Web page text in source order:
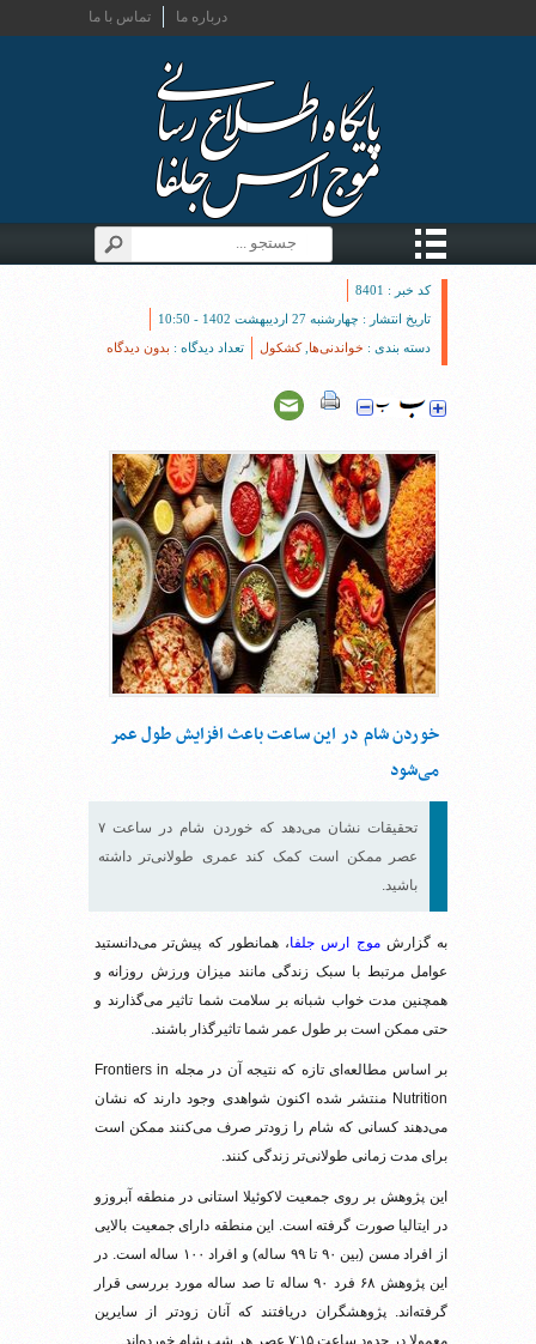
تماس با ما درباره ما
کد خبر : 8401
تاریخ انتشار : چهارشنبه 27 اردیبهشت 1402 - 10:50
دسته بندی : خواندنی‌ها ,کشکول تعداد دیدگاه : بدون دیدگاه
خوردن شام در این ساعت باعث افزایش طول عمر
می‌شود
تحقیقات نشان می‌دهد که خوردن شام در ساعت ۷
عصر ممکن است کمک کند عمری طولانی‌تر داشته
باشید.
به گزارشموج ارس جلفا، همانطور که پیش‌تر می‌دانستید
عوامل مرتبط با سبک زندگی مانند میزان ورزش روزانه و
همچنین مدت خواب شبانه بر سلامت شما تاثیر می‌گذارند و
حتی ممکن است بر طول عمر شما تاثیرگذار باشند.
بر اساس مطالعه‌ای تازه که نتیجه آن در مجله Frontiers in
Nutrition منتشر شده اکنون شواهدی وجود دارند که نشان
می‌دهند کسانی که شام را زودتر صرف می‌کنند ممکن است
برای مدت زمانی طولانی‌تر زندگی کنند.
این پژوهش بر روی جمعیت لاکوئیلا استانی در منطقه آبروزو
در ایتالیا صورت گرفته است. این منطقه دارای جمعیت بالایی
از افراد مسن (بین ۹۰ تا ۹۹ ساله) و افراد ۱۰۰ ساله است. در
این پژوهش ۶۸ فرد ۹۰ ساله تا صد ساله مورد بررسی قرار
گرفته‌اند. پژوهشگران دریافتند که آنان زودتر از سایرین
معمولا در حدود ساعت ۷:۱۵ عصر هر شب شام خورده‌اند.